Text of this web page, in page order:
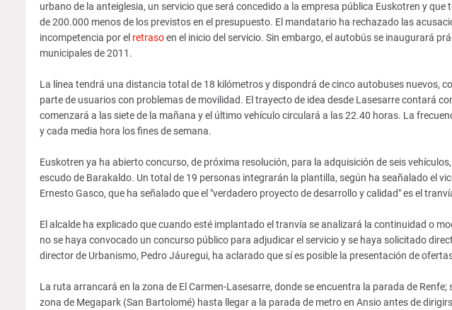
urbano de la anteiglesia, un servicio que será concedido a la empresa pública Euskotren y
de 200.000 menos de los previstos en el presupuesto. El mandatario ha rechazado las
incompetencia por el retrasoen el inicio del servicio. Sin embargo, el autobús se inaugurará
municipales de 2011.
La línea tendrá una distancia total de 18 kilómetros y dispondrá de cinco autobuses nuevos,
parte de usuarios con problemas de movilidad. El trayecto de idea desde Lasesarre contará
comenzará a las siete de la mañana y el último vehículo circulará a las 22.40 horas. La
y cada media hora los fines de semana.
Euskotren ya ha abierto concurso, de próxima resolución, para la adquisición de seis
escudo de Barakaldo. Un total de 19 personas integrarán la plantilla, según ha seañalado el
Ernesto Gasco, que ha señalado que el "verdadero proyecto de desarrollo y calidad" es el
El alcalde ha explicado que cuando esté implantado el tranvía se analizará la continuidad o
no se haya convocado un concurso público para adjudicar el servicio y se haya solicitado
director de Urbanismo, Pedro Jáuregui, ha aclarado que sí es posible la presentación de
La ruta arrancará en la zona de El Carmen-Lasesarre, donde se encuentra la parada de
zona de Megapark (San Bartolomé) hasta llegar a la parada de metro en Ansio antes de